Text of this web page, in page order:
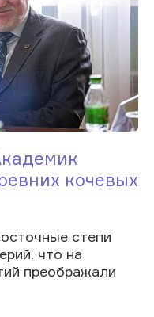
кочевых
степи
что на
преображали